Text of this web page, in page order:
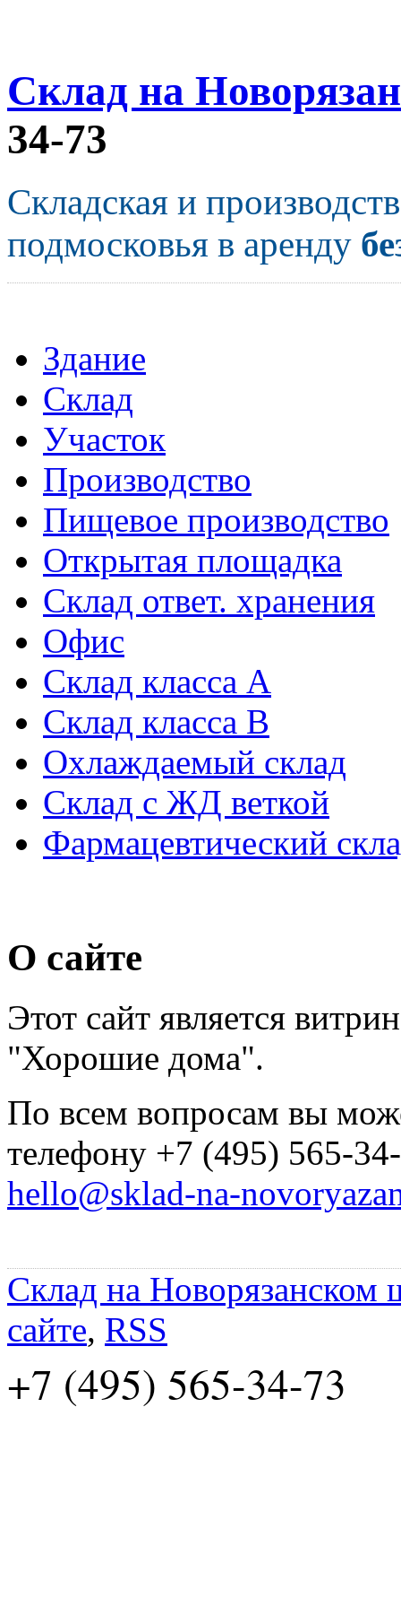
Склад на
34-73
Складская и
подмосковья в аренду
Здание
Склад
Участок
Производство
Пищевое производство
Открытая площадка
Склад ответ. хранения
Офис
Склад класса A
Склад класса B
Охлаждаемый склад
Склад с ЖД веткой
Фармацевтический
О сайте
Этот сайт является
"Хорошие дома".
По всем вопросам вы
телефону +7 (495) 565-
hello@sklad-na-
Склад на Новорязанском
сайте, RSS
+7 (495) 565-34-73